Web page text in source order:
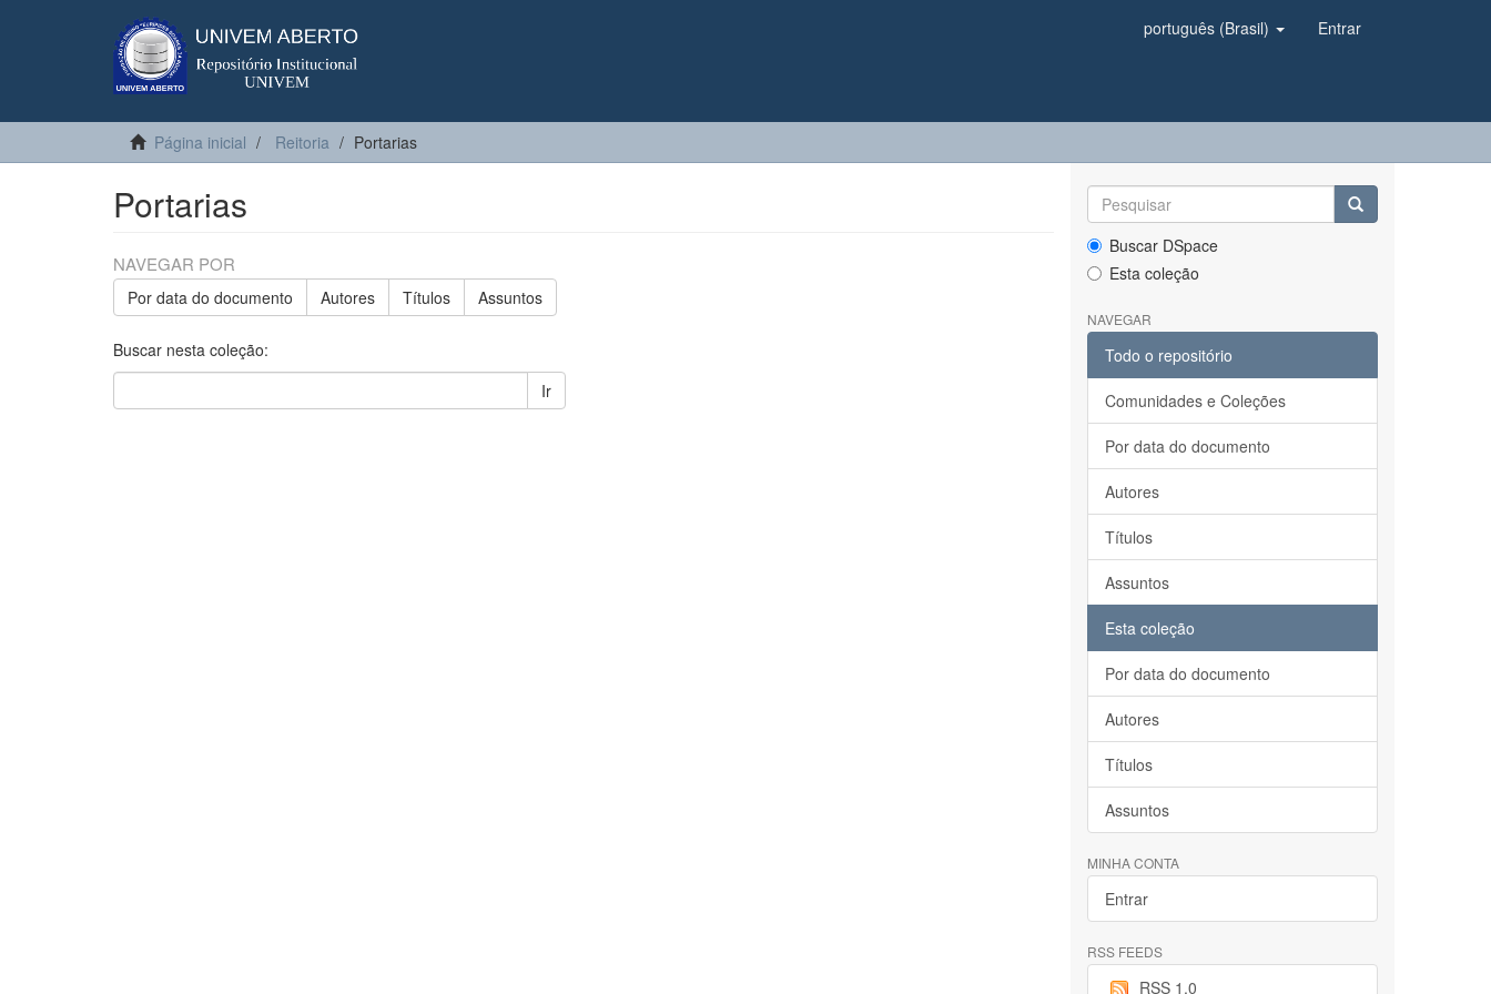
português (Brasil) Entrar
Página inicial Reitoria Portarias
Portarias
NAVEGAR POR
Por data do documento Autores Títulos Assuntos
Buscar nesta coleção:
Ir
Buscar DSpace
Esta coleção
NAVEGAR
Todo o repositório
Comunidades e Coleções
Por data do documento
Autores
Títulos
Assuntos
Esta coleção
Por data do documento
Autores
Títulos
Assuntos
MINHA CONTA
Entrar
RSS FEEDS
RSS 1.0